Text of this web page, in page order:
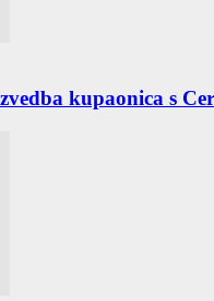
kupaonica s